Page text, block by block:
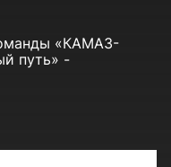
«КАМАЗ-
путь» -